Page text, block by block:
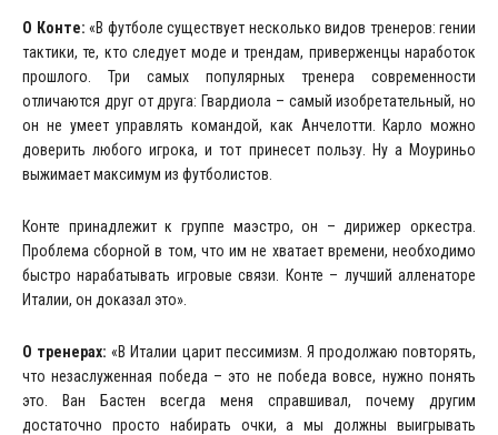
О Конте: «В футболе существует несколько видов тренеров: гении
тактики, те, кто следует моде и трендам, приверженцы наработок
прошлого. Три самых популярных тренера современности
отличаются друг от друга: Гвардиола – самый изобретательный, но
он не умеет управлять командой, как Анчелотти. Карло можно
доверить любого игрока, и тот принесет пользу. Ну а Моуриньо
выжимает максимум из футболистов.
Конте принадлежит к группе маэстро, он – дирижер оркестра.
Проблема сборной в том, что им не хватает времени, необходимо
быстро нарабатывать игровые связи. Конте – лучший алленаторе
Италии, он доказал это».
О тренерах: «В Италии царит пессимизм. Я продолжаю повторять,
что незаслуженная победа – это не победа вовсе, нужно понять
это. Ван Бастен всегда меня справшивал, почему другим
достаточно просто набирать очки, а мы должны выигрывать